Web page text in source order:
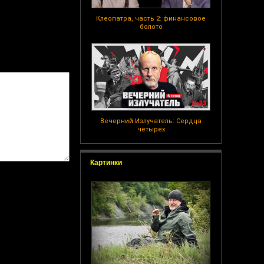
Клеопатра, часть 2: финансовое
болото
Вечерний Излучатель: Сердца
четырех
Картинки